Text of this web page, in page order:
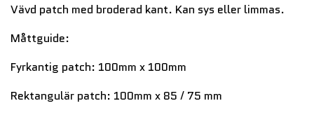
Vävd patch med broderad kant. Kan sys eller limmas.
Måttguide:
Fyrkantig patch: 100mm x 100mm
Rektangulär patch: 100mm x 85 / 75 mm